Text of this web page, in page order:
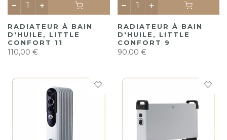
RADIATEUR À BAIN
D'HUILE, LITTLE
CONFORT 11
110,00 €
RADIATEUR À BAIN
D'HUILE, LITTLE
CONFORT 9
90,00 €